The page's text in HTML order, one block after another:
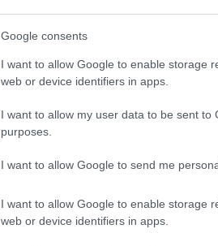
Google consents
I want to allow Google to enable storage
web or device identifiers in apps.
I want to allow my user data to be sent to
purposes.
I want to allow Google to send me
I want to allow Google to enable storage
web or device identifiers in apps.